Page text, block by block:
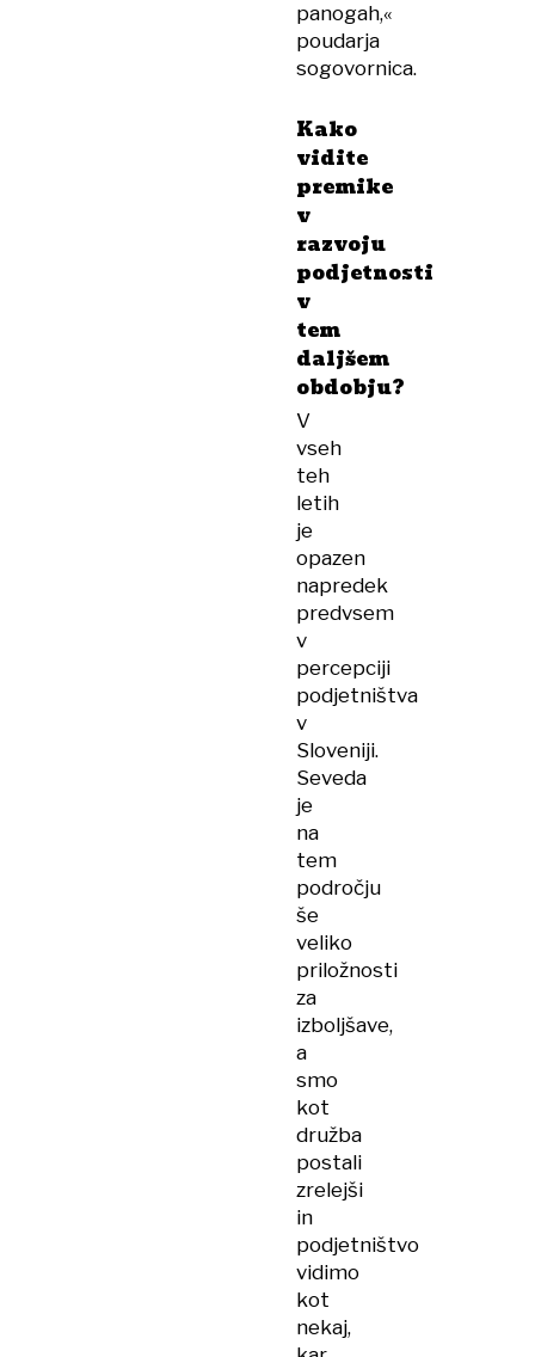
panogah,«
poudarja
sogovornica.
Kako
vidite
premike
v
razvoju
podjetnosti
v
tem
daljšem
obdobju?
V
vseh
teh
letih
je
opazen
napredek
predvsem
v
percepciji
podjetništva
v
Sloveniji.
Seveda
je
na
tem
področju
še
veliko
priložnosti
za
izboljšave,
a
smo
kot
družba
postali
zrelejši
in
podjetništvo
vidimo
kot
nekaj,